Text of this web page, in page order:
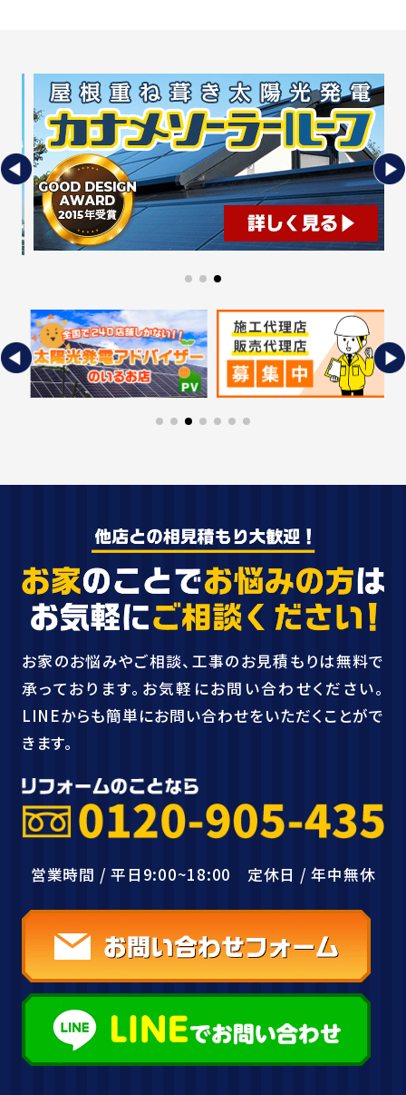
お家のお悩みやご相談、工事のお見積もりは無料で
承っております。お気軽にお問い合わせください。
LINEからも簡単にお問い合わせをいただくことがで
きます。
営業時間 / 平日9:00~18:00 定休日 / 年中無休